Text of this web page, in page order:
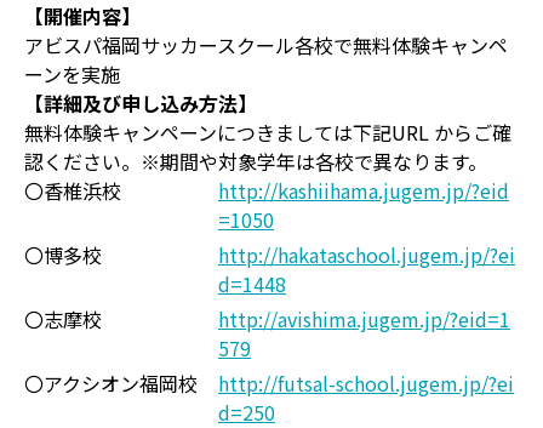
【開催内容】
アビスパ福岡サッカースクール各校で無料体験キャンペ
ーンを実施
【詳細及び申し込み方法】
無料体験キャンペーンにつきましては下記URL からご確
認ください。※期間や対象学年は各校で異なります。
〇香椎浜校
http://kashiihama.jugem.jp/?eid
=1050
〇博多校
http://hakataschool.jugem.jp/?ei
d=1448
〇志摩校
http://avishima.jugem.jp/?eid=1
579
〇アクシオン福岡校
http://futsal-school.jugem.jp/?ei
d=250